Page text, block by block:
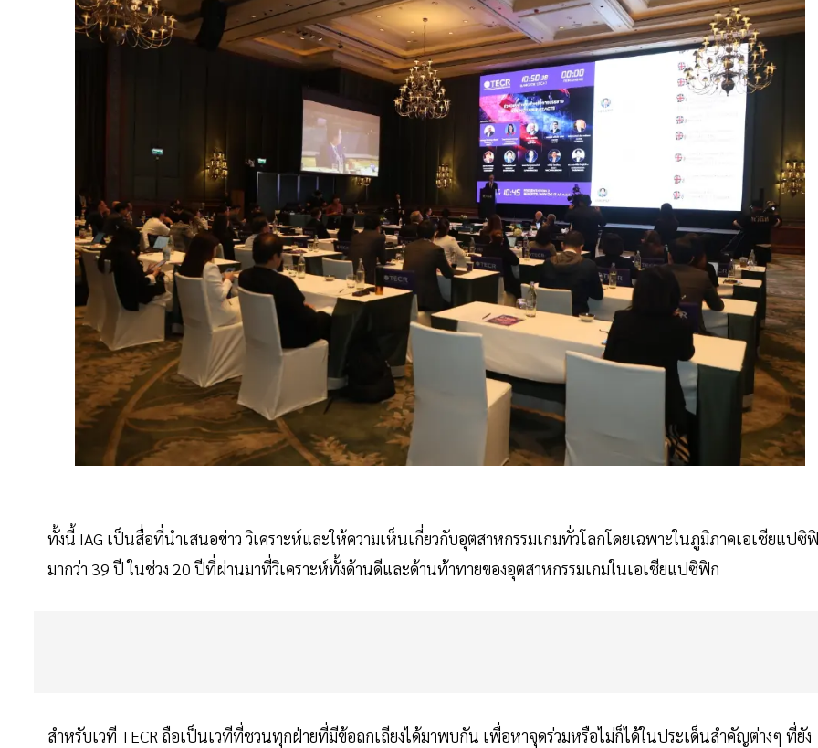
ทั้งนี้ IAG เป็นสื่อที่นำเสนอข่าว วิเคราะห์และให้ความเห็นเกี่ยวกับอุตสาหกรรมเกมทั่วโลกโดยเฉพาะในภูมิภาคเอเชียแปซิ
มากว่า 39 ปี ในช่วง 20 ปีที่ผ่านมาที่วิเคราะห์ทั้งด้านดีและด้านท้าทายของอุตสาหกรรมเกมในเอเชียแปซิฟิก
สำหรับเวที TECR ถือเป็นเวทีที่ชวนทุกฝ่ายที่มีข้อถกเถียงได้มาพบกัน เพื่อหาจุดร่วมหรือไม่ก็ได้ในประเด็นสำคัญต่างๆ ที่ยัง